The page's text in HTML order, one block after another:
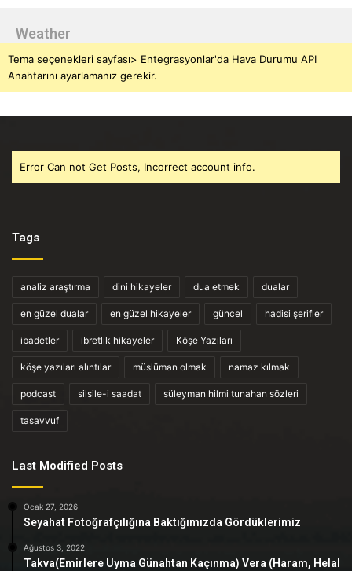
Weather
Tema seçenekleri sayfası> Entegrasyonlar'da Hava Durumu API
Anahtarını ayarlamanız gerekir.
Error Can not Get Posts, Incorrect account info.
Tags
analiz araştırma dini hikayeler dua etmek dualar
en güzel dualar en güzel hikayeler güncel hadisi şerifler
ibadetler ibretlik hikayeler Köşe Yazıları
köşe yazıları alıntılar müslüman olmak namaz kılmak
podcast silsile-i saadat süleyman hilmi tunahan sözleri
tasavvuf
Last Modified Posts
Ocak 27, 2026
Seyahat Fotoğrafçılığına Baktığımızda Gördüklerimiz
Ağustos 3, 2022
Takva(Emirlere Uyma Günahtan Kaçınma) Vera (Haram, Helal